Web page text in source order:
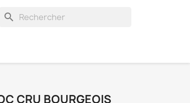
search
CRU BOURGEOIS